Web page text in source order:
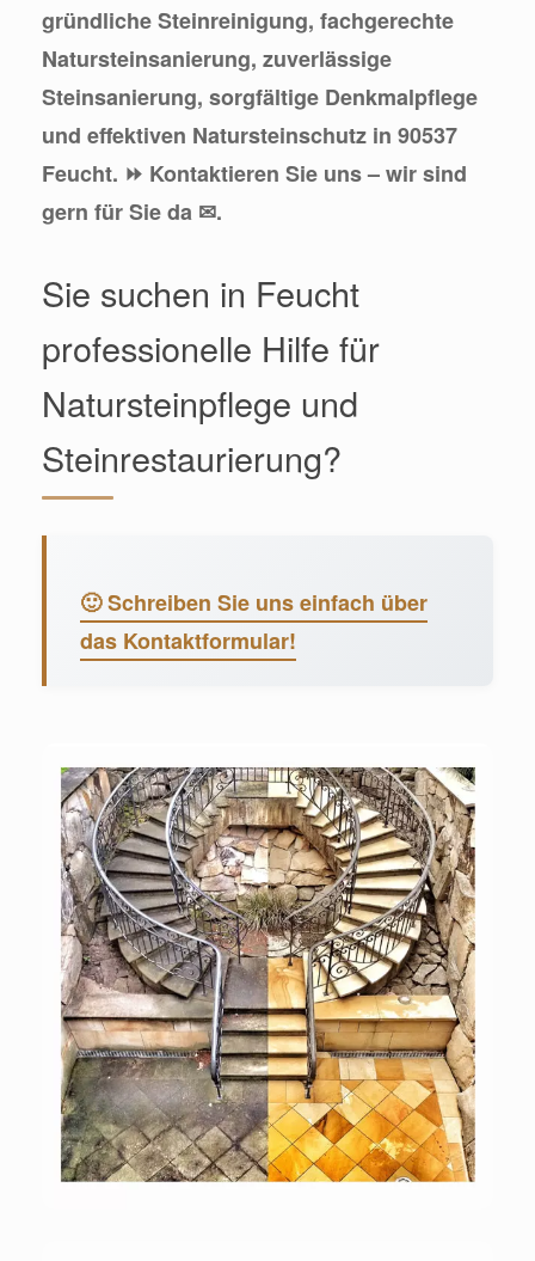
gründliche Steinreinigung, fachgerechte
Natursteinsanierung, zuverlässige
Steinsanierung, sorgfältige Denkmalpflege
und effektiven Natursteinschutz in 90537
Feucht. ⏩ Kontaktieren Sie uns – wir sind
gern für Sie da ✉.
Sie suchen in Feucht
professionelle Hilfe für
Natursteinpflege und
Steinrestaurierung?
🙂 Schreiben Sie uns einfach über
das Kontaktformular!